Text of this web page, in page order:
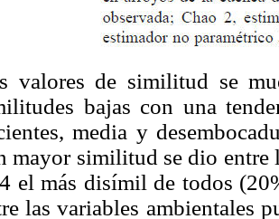
valores de similitud se
bajas con una
media y
mayor similitud se dio
el más disímil de todos
las variables ambientales